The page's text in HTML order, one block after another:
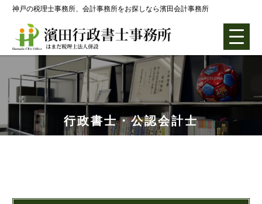
神戸の税理士事務所、会計事務所をお探しなら濱田会計事務所
はまだ税理士法人
行政書士・公認会計士